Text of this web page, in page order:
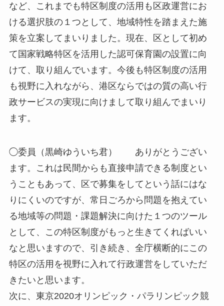
など、これまでも特区制度の活用も区政運営にお
ける選択肢の１つとして、地域特性を踏まえた施
策を立案してまいりました。現在、区として初め
て国家戦略特区を活用した認可保育園の設置に向
けて、取り組んでいます。今後も特区制度の活用
も視野に入れながら、港区ならではの質の高い行
政サービスの実現に向けまして取り組んでまいり
ます。
◯委員（黒崎ゆういち君） ありがとうござい
ます。これは民間からも直接申請できる制度とい
うこともあって、区で募集をしてという話にはな
りにくいのですが、常日ごろから問題を抱えてい
る地域等の問題・課題解決に向けた１つのツール
として、この特区制度がもっと生きてくればいい
なと思いますので、引き続き、全庁横断的にこの
特区の活用を視野に入れて行政運営をしていただ
きたいと思います。
次に、東京2020オリンピック・パラリンピック競